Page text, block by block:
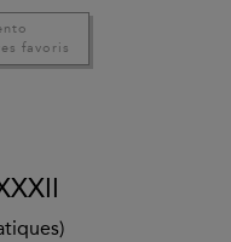
favoris